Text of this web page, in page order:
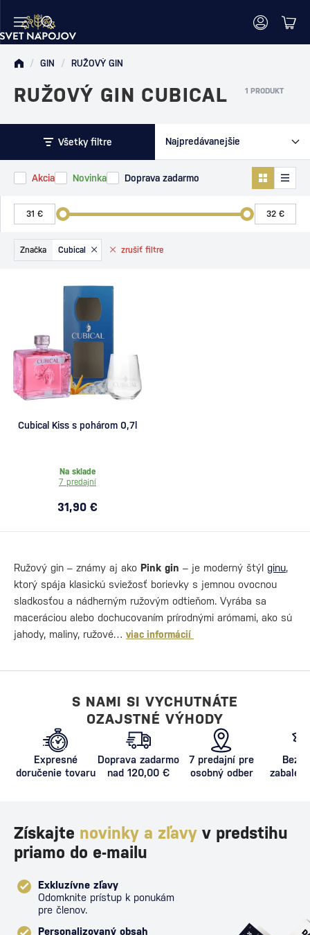
/ GIN / RUŽOVÝ GIN
RUŽOVÝ GIN CUBICAL 1 PRODUKT
Všetky filtre
Akcia Novinka Doprava zadarmo
zrušiť filtre
Značka Cubical
Cubical Kiss s pohárom 0,7l
Na sklade
7 predajní
31,90 €
Ružový gin – známy aj ako Pink gin – je moderný štýl ginu,
ktorý spája klasickú sviežosť borievky s jemnou ovocnou
sladkosťou a nádherným ružovým odtieňom. Vyrába sa
maceráciou alebo dochucovaním prírodnými arómami, ako sú
jahody, maliny, ružové… viac informácií
S NAMI SI VYCHUTNÁTE
OZAJSTNÉ VÝHODY
Expresné
doručenie tovaru
Doprava zadarmo
nad 120,00 €
7 predajní pre
osobný odber
Získajte novinky a zľavy v predstihu
priamo do e-mailu
Exkluzívne zľavy
Odomknite prístup k ponukám
pre členov.
Personalizovaný obsah